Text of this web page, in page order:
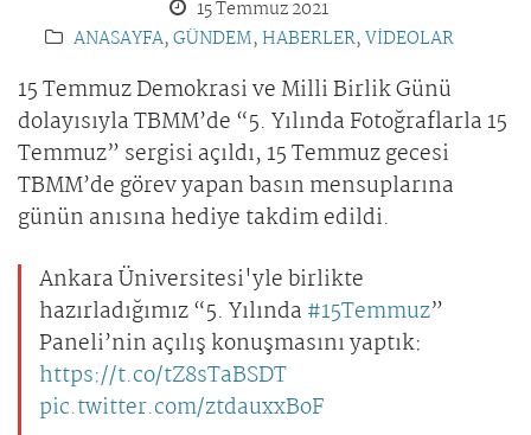
15 Temmuz 2021
ANASAYFA,GÜNDEM,HABERLER,VİDEOLAR
15 Temmuz Demokrasi ve Milli Birlik Günü
dolayısıyla TBMM’de “5. Yılında Fotoğraflarla 15
Temmuz” sergisi açıldı, 15 Temmuz gecesi
TBMM’de görev yapan basın mensuplarına
günün anısına hediye takdim edildi.
Ankara Üniversitesi'yle birlikte
hazırladığımız “5. Yılında #15Temmuz”
Paneli’nin açılış konuşmasını yaptık:
https://t.co/tZ8sTaBSDT
pic.twitter.com/ztdauxxBoF